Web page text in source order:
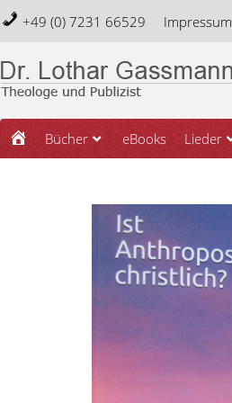
Zum
Inhalt
+49 (0) 7231 66529 Impressum
Startseite
Bücher eBooks Lieder